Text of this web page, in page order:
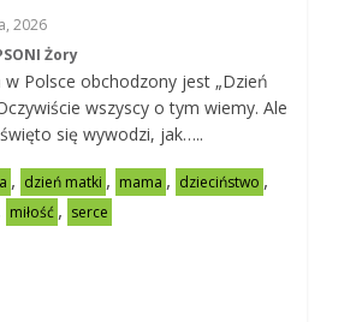
2026
Żory
w Polsce obchodzony jest „Dzień
wszyscy o tym wiemy. Ale
się wywodzi, jak…..
, dzień matki , mama , dzieciństwo ,
miłość , serce